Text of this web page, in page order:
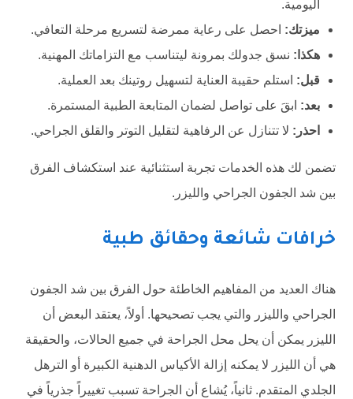
اليومية.
ميزتك: احصل على رعاية ممرضة لتسريع مرحلة التعافي.
هكذا: نسق جدولك بمرونة ليتناسب مع التزاماتك المهنية.
قبل: استلم حقيبة العناية لتسهيل روتينك بعد العملية.
بعد: ابقَ على تواصل لضمان المتابعة الطبية المستمرة.
احذر: لا تتنازل عن الرفاهية لتقليل التوتر والقلق الجراحي.
تضمن لك هذه الخدمات تجربة استثنائية عند استكشاف الفرق
بين شد الجفون الجراحي والليزر.
خرافات شائعة وحقائق طبية
هناك العديد من المفاهيم الخاطئة حول الفرق بين شد الجفون
الجراحي والليزر والتي يجب تصحيحها. أولاً، يعتقد البعض أن
الليزر يمكن أن يحل محل الجراحة في جميع الحالات، والحقيقة
هي أن الليزر لا يمكنه إزالة الأكياس الدهنية الكبيرة أو الترهل
الجلدي المتقدم. ثانياً، يُشاع أن الجراحة تسبب تغييراً جذرياً في